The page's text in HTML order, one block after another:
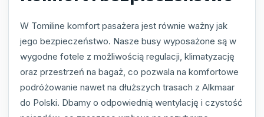
W Tomiline komfort pasażera jest równie ważny jak
jego bezpieczeństwo. Nasze busy wyposażone są w
wygodne fotele z możliwością regulacji, klimatyzację
oraz przestrzeń na bagaż, co pozwala na komfortowe
podróżowanie nawet na dłuższych trasach z Alkmaar
do Polski. Dbamy o odpowiednią wentylację i czystość